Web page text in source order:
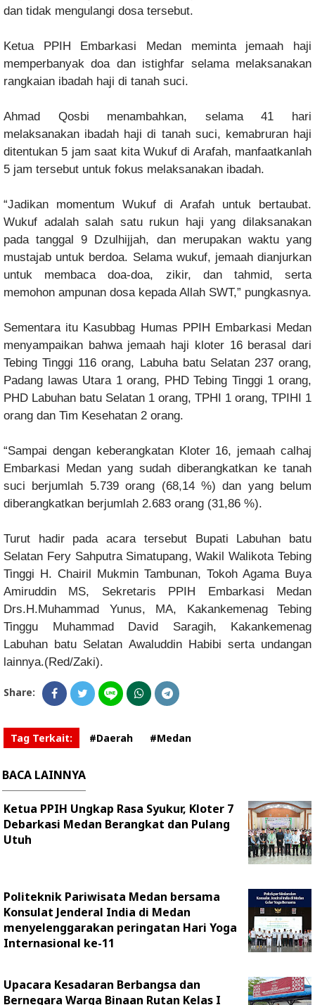
dan tidak mengulangi dosa tersebut.
Ketua PPIH Embarkasi Medan meminta jemaah haji
memperbanyak doa dan istighfar selama melaksanakan
rangkaian ibadah haji di tanah suci.
Ahmad Qosbi menambahkan, selama 41 hari
melaksanakan ibadah haji di tanah suci, kemabruran haji
ditentukan 5 jam saat kita Wukuf di Arafah, manfaatkanlah
5 jam tersebut untuk fokus melaksanakan ibadah.
“Jadikan momentum Wukuf di Arafah untuk bertaubat.
Wukuf adalah salah satu rukun haji yang dilaksanakan
pada tanggal 9 Dzulhijjah, dan merupakan waktu yang
mustajab untuk berdoa. Selama wukuf, jemaah dianjurkan
untuk membaca doa-doa, zikir, dan tahmid, serta
memohon ampunan dosa kepada Allah SWT,” pungkasnya.
Sementara itu Kasubbag Humas PPIH Embarkasi Medan
menyampaikan bahwa jemaah haji kloter 16 berasal dari
Tebing Tinggi 116 orang, Labuha batu Selatan 237 orang,
Padang lawas Utara 1 orang, PHD Tebing Tinggi 1 orang,
PHD Labuhan batu Selatan 1 orang, TPHI 1 orang, TPIHI 1
orang dan Tim Kesehatan 2 orang.
“Sampai dengan keberangkatan Kloter 16, jemaah calhaj
Embarkasi Medan yang sudah diberangkatkan ke tanah
suci berjumlah 5.739 orang (68,14 %) dan yang belum
diberangkatkan berjumlah 2.683 orang (31,86 %).
Turut hadir pada acara tersebut Bupati Labuhan batu
Selatan Fery Sahputra Simatupang, Wakil Walikota Tebing
Tinggi H. Chairil Mukmin Tambunan, Tokoh Agama Buya
Amiruddin MS, Sekretaris PPIH Embarkasi Medan
Drs.H.Muhammad Yunus, MA, Kakankemenag Tebing
Tinggu Muhammad David Saragih, Kakankemenag
Labuhan batu Selatan Awaluddin Habibi serta undangan
lainnya.(Red/Zaki).
Share:
Tag Terkait: #Daerah #Medan
BACA LAINNYA
Ketua PPIH Ungkap Rasa Syukur, Kloter 7
Debarkasi Medan Berangkat dan Pulang
Utuh
Politeknik Pariwisata Medan bersama
Konsulat Jenderal India di Medan
menyelenggarakan peringatan Hari Yoga
Internasional ke-11
Upacara Kesadaran Berbangsa dan
Bernegara Warga Binaan Rutan Kelas I